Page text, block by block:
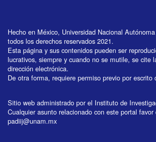
Hecho en México, Universidad Nacional
todos los derechos reservados 2021.
Esta página y sus contenidos pueden ser
lucrativos, siempre y cuando no se mutile, se cite
dirección electrónica.
De otra forma, requiere permiso previo por escrito
Sitio web administrado por el Instituto de
Cualquier asunto relacionado con este portal favor
padiij@unam.mx